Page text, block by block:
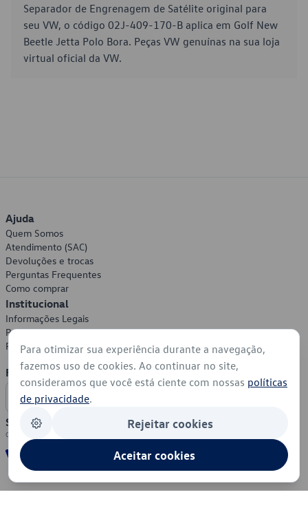
Separador de Engrenagem de Satélite original para
seu VW, o código 02J-409-170-B aplica em Golf New
Beetle Jetta Polo Bora. Peças VW genuínas na sua loja
virtual oficial da VW.
Ajuda
Quem Somos
Atendimento (SAC)
Devoluções e trocas
Perguntas Frequentes
Como comprar
Institucional
Informações Legais
Política de Privacidade
Política de Cookies
Formas de Pagamento
Segurança
Para otimizar sua experiência durante a navegação,
fazemos uso de cookies. Ao continuar no site,
consideramos que você está ciente com nossas políticas
de privacidade.
Rejeitar cookies
Aceitar cookies